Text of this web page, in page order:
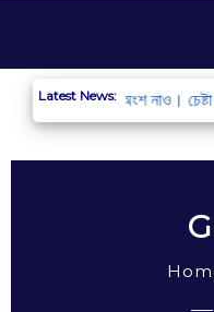
Latest News:
নিবন্ধন করো এবং অংশ নাও। চেষ্টা